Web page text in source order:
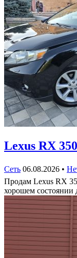
Lexus RX
Сеть 06.08.2026 •
Продам Lexus RX
хорошем состоянии